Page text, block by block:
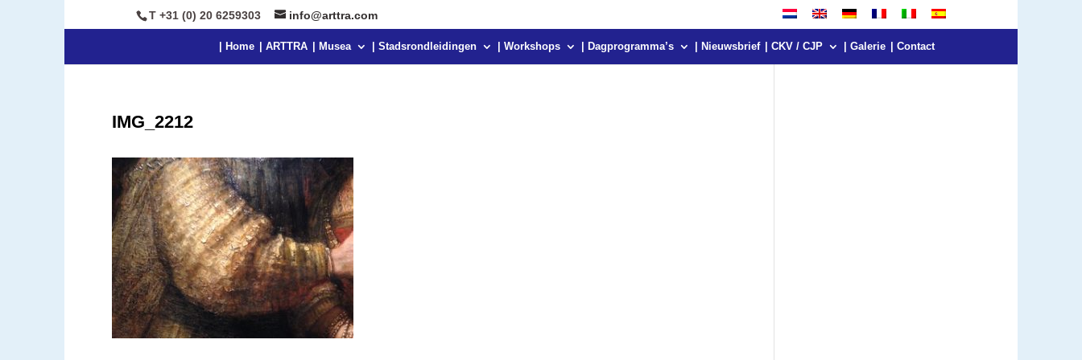
T +31 (0) 20 6259303 info@arttra.com
| Home | ARTTRA | Musea | Stadsrondleidingen | Workshops | Dagprogramma’s | Nieuwsbrief | CKV / CJP | Galerie | Contact
IMG_2212